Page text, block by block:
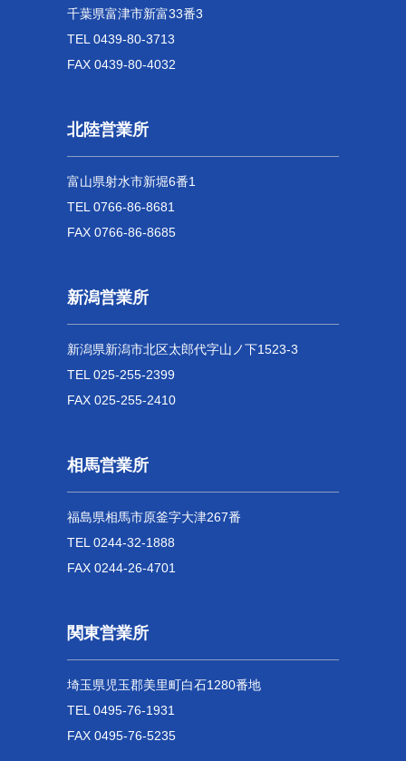
千葉県富津市新富33番3
TEL 0439-80-3713
FAX 0439-80-4032
北陸営業所
富山県射水市新堀6番1
TEL 0766-86-8681
FAX 0766-86-8685
新潟営業所
新潟県新潟市北区太郎代字山ノ下1523-3
TEL 025-255-2399
FAX 025-255-2410
相馬営業所
福島県相馬市原釜字大津267番
TEL 0244-32-1888
FAX 0244-26-4701
関東営業所
埼玉県児玉郡美里町白石1280番地
TEL 0495-76-1931
FAX 0495-76-5235